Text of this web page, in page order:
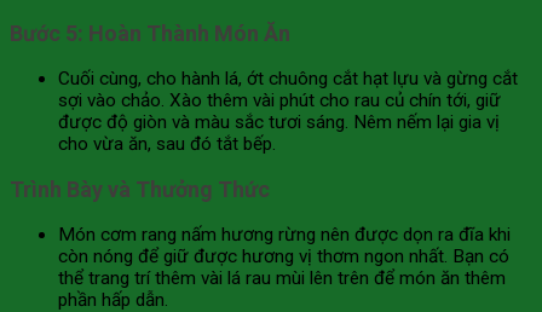
Bước 5: Hoàn Thành Món Ăn
Cuối cùng, cho hành lá, ớt chuông cắt hạt lựu và gừng cắt
sợi vào chảo. Xào thêm vài phút cho rau củ chín tới, giữ
được độ giòn và màu sắc tươi sáng. Nêm nếm lại gia vị
cho vừa ăn, sau đó tắt bếp.
Trình Bày và Thưởng Thức
Món cơm rang nấm hương rừng nên được dọn ra đĩa khi
còn nóng để giữ được hương vị thơm ngon nhất. Bạn có
thể trang trí thêm vài lá rau mùi lên trên để món ăn thêm
phần hấp dẫn.